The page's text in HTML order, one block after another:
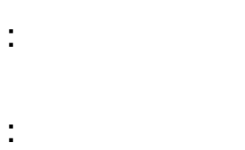
语言及文化
和社会学；
个区域研究中